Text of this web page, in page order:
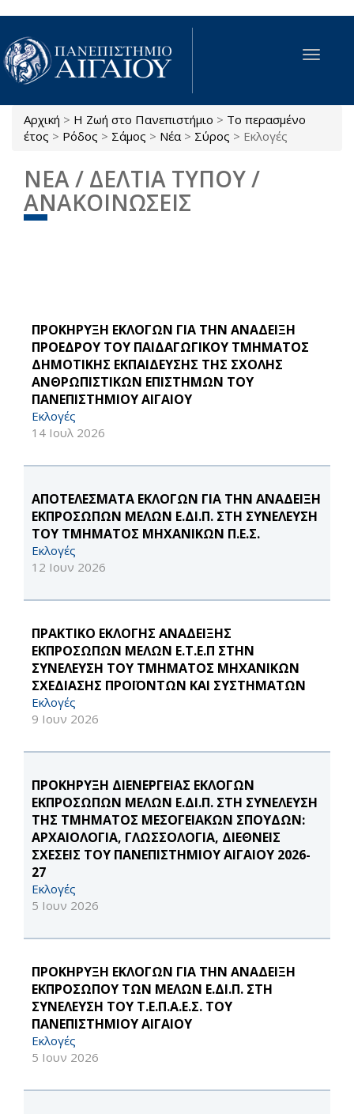
Παράκαμψη προς το κυρίως περιεχόμενο
Toggle
Είστε εδώ
Αρχική > Η Ζωή στο Πανεπιστήμιο > Το περασμένο
έτος > Ρόδος > Σάμος > Νέα > Σύρος > Εκλογές
ΝΕΑ / ΔΕΛΤΙΑ ΤΥΠΟΥ /
ΑΝΑΚΟΙΝΩΣΕΙΣ
ΠΡΟΚΗΡΥΞΗ ΕΚΛΟΓΩΝ ΓΙΑ ΤΗΝ ΑΝΑΔΕΙΞΗ
ΠΡΟΕΔΡΟΥ ΤΟΥ ΠΑΙΔΑΓΩΓΙΚΟΥ ΤΜΗΜΑΤΟΣ
ΔΗΜΟΤΙΚΗΣ ΕΚΠΑΙΔΕΥΣΗΣ ΤΗΣ ΣΧΟΛΗΣ
ΑΝΘΡΩΠΙΣΤΙΚΩΝ ΕΠΙΣΤΗΜΩΝ ΤΟΥ
ΠΑΝΕΠΙΣΤΗΜΙΟΥ ΑΙΓΑΙΟΥ
Εκλογές
14 Ιουλ 2026
ΑΠΟΤΕΛΕΣΜΑΤΑ ΕΚΛΟΓΩΝ ΓΙΑ ΤΗΝ ΑΝΑΔΕΙΞΗ
ΕΚΠΡΟΣΩΠΩΝ ΜΕΛΩΝ Ε.ΔΙ.Π. ΣΤΗ ΣΥΝΕΛΕΥΣΗ
ΤΟΥ ΤΜΗΜΑΤΟΣ ΜΗΧΑΝΙΚΩΝ Π.Ε.Σ.
Εκλογές
12 Ιουν 2026
ΠΡΑΚΤΙΚΟ ΕΚΛΟΓΗΣ ΑΝΑΔΕΙΞΗΣ
ΕΚΠΡΟΣΩΠΩΝ ΜΕΛΩΝ Ε.Τ.Ε.Π ΣΤΗΝ
ΣΥΝΕΛΕΥΣΗ ΤΟΥ ΤΜΗΜΑΤΟΣ ΜΗΧΑΝΙΚΩΝ
ΣΧΕΔΙΑΣΗΣ ΠΡΟΪΟΝΤΩΝ ΚΑΙ ΣΥΣΤΗΜΑΤΩΝ
Εκλογές
9 Ιουν 2026
ΠΡΟΚΗΡΥΞΗ ΔΙΕΝΕΡΓΕΙΑΣ ΕΚΛΟΓΩΝ
ΕΚΠΡΟΣΩΠΩΝ ΜΕΛΩΝ Ε.ΔΙ.Π. ΣΤΗ ΣΥΝΕΛΕΥΣΗ
ΤΗΣ ΤΜΗΜΑΤΟΣ ΜΕΣΟΓΕΙΑΚΩΝ ΣΠΟΥΔΩΝ:
ΑΡΧΑΙΟΛΟΓΙΑ, ΓΛΩΣΣΟΛΟΓΙΑ, ΔΙΕΘΝΕΙΣ
ΣΧΕΣΕΙΣ ΤΟΥ ΠΑΝΕΠΙΣΤΗΜΙΟΥ ΑΙΓΑΙΟΥ 2026-
27
Εκλογές
5 Ιουν 2026
ΠΡΟΚΗΡΥΞΗ ΕΚΛΟΓΩΝ ΓΙΑ ΤΗΝ ΑΝΑΔΕΙΞΗ
ΕΚΠΡΟΣΩΠΟΥ ΤΩΝ ΜΕΛΩΝ Ε.ΔΙ.Π. ΣΤΗ
ΣΥΝΕΛΕΥΣΗ ΤΟΥ Τ.Ε.Π.Α.Ε.Σ. ΤΟΥ
ΠΑΝΕΠΙΣΤΗΜΙΟΥ ΑΙΓΑΙΟΥ
Εκλογές
5 Ιουν 2026